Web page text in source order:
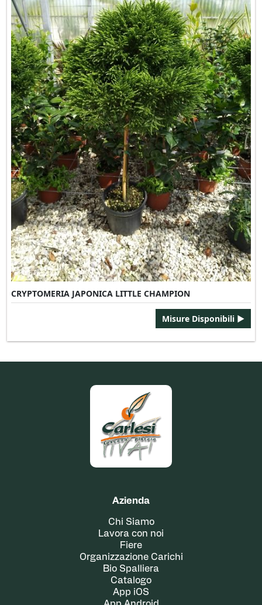
CRYPTOMERIA JAPONICA LITTLE CHAMPION
Misure Disponibili ►
Azienda
Chi Siamo
Lavora con noi
Fiere
Organizzazione Carichi
Bio Spalliera
Catalogo
App iOS